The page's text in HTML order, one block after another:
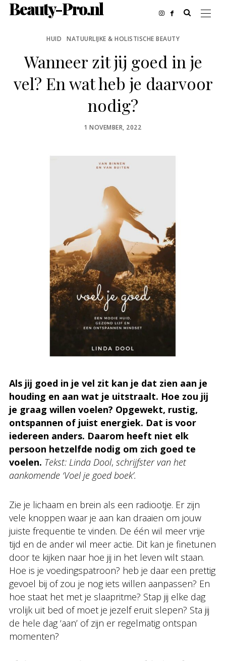
Beauty-Pro.nl
HUID NATUURLIJKE & HOLISTISCHE BEAUTY
Wanneer zit jij goed in je
vel? En wat heb je daarvoor
nodig?
POSTED
1 NOVEMBER, 2022
Als jij goed in je vel zit kan je dat zien aan je
houding en aan wat je uitstraalt. Hoe zou jij
je graag willen voelen? Opgewekt, rustig,
ontspannen of juist energiek. Dat is voor
iedereen anders. Daarom heeft niet elk
persoon hetzelfde nodig om zich goed te
voelen. Tekst: Linda Dool, schrijfster van het
aankomende ‘Voel je goed boek’.
Zie je lichaam en brein als een radiootje. Er zijn
vele knoppen waar je aan kan draaien om jouw
juiste frequentie te vinden. De één wil meer vrije
tijd en de ander wil meer actie. Dit kan je finetunen
door te kijken naar hoe jij in het leven wilt staan.
Hoe is je voedingspatroon? heb je daar een prettig
gevoel bij of zou je nog iets willen aanpassen? En
hoe staat het met je slaapritme? Stap jij elke dag
vrolijk uit bed of moet je jezelf eruit slepen? Sta jij
de hele dag ‘aan’ of zijn er regelmatig ontspan
momenten?